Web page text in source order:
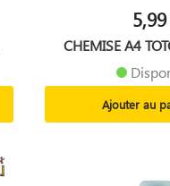
CHEMISE A4
Ajouter au